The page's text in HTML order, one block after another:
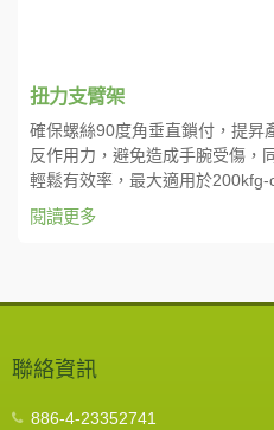
扭力支臂架
確保螺絲90度角垂直鎖付，提昇
反作用力，避免造成手腕受傷，
輕鬆有效率，最大適用於200kfg-
閱讀更多
聯絡資訊
886-4-23352741